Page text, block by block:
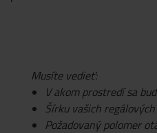
Musíte vedieť:
V akom prostredí sa
Šírku vašich
Požadovaný polomer